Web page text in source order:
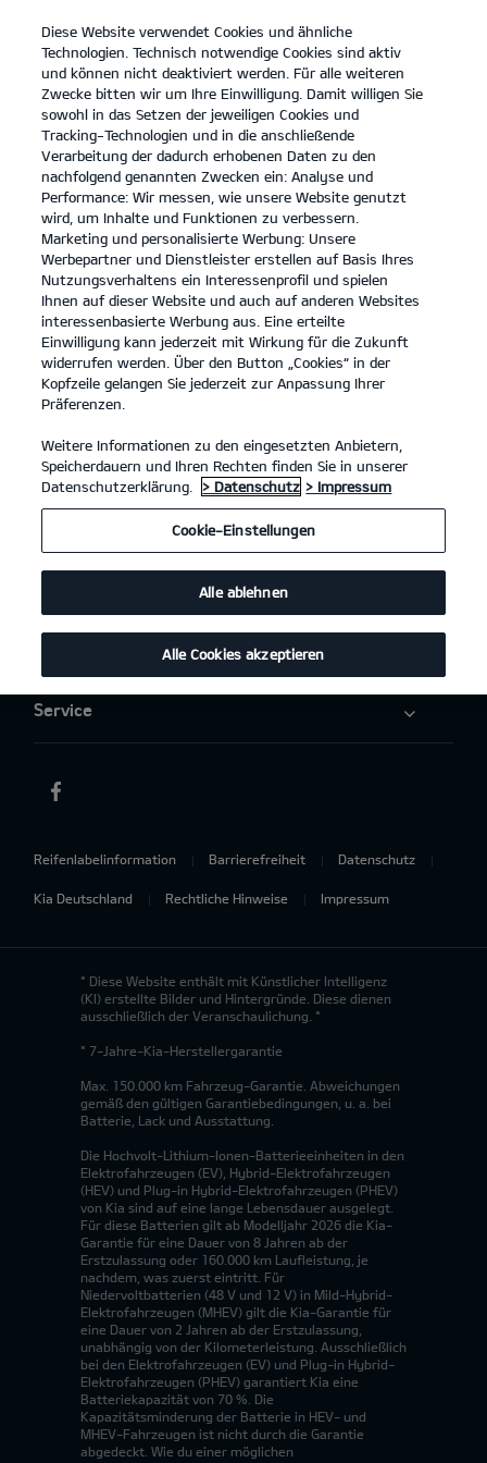
open
menu
KONTAKT
PROBEFAHRT
Modelle
Business
Angebote
Elektromobilität
Aktuelles
Service
Reifenlabelinformation Barrierefreiheit Datenschutz
Kia Deutschland Rechtliche Hinweise Impressum
* Diese Website enthält mit Künstlicher Intelligenz
(KI) erstellte Bilder und Hintergründe. Diese dienen
ausschließlich der Veranschaulichung. *
* 7-Jahre-Kia-Herstellergarantie
Max. 150.000 km Fahrzeug-Garantie. Abweichungen
gemäß den gültigen Garantiebedingungen, u. a. bei
Batterie, Lack und Ausstattung.
Die Hochvolt-Lithium-Ionen-Batterieeinheiten in den
Elektrofahrzeugen (EV), Hybrid-Elektrofahrzeugen
(HEV) und Plug-in Hybrid-Elektrofahrzeugen (PHEV)
von Kia sind auf eine lange Lebensdauer ausgelegt.
Für diese Batterien gilt ab Modelljahr 2026 die Kia-
Garantie für eine Dauer von 8 Jahren ab der
Erstzulassung oder 160.000 km Laufleistung, je
nachdem, was zuerst eintritt. Für
Niedervoltbatterien (48 V und 12 V) in Mild-Hybrid-
Elektrofahrzeugen (MHEV) gilt die Kia-Garantie für
eine Dauer von 2 Jahren ab der Erstzulassung,
unabhängig von der Kilometerleistung. Ausschließlich
bei den Elektrofahrzeugen (EV) und Plug-in Hybrid-
Elektrofahrzeugen (PHEV) garantiert Kia eine
Batteriekapazität von 70 %. Die
Kapazitätsminderung der Batterie in HEV- und
MHEV-Fahrzeugen ist nicht durch die Garantie
abgedeckt. Wie du einer möglichen
Diese Website verwendet Cookies und ähnliche
Technologien. Technisch notwendige Cookies sind aktiv
und können nicht deaktiviert werden. Für alle weiteren
Zwecke bitten wir um Ihre Einwilligung. Damit willigen Sie
sowohl in das Setzen der jeweiligen Cookies und
Tracking-Technologien und in die anschließende
Verarbeitung der dadurch erhobenen Daten zu den
nachfolgend genannten Zwecken ein: Analyse und
Performance: Wir messen, wie unsere Website genutzt
wird, um Inhalte und Funktionen zu verbessern.
Marketing und personalisierte Werbung: Unsere
Werbepartner und Dienstleister erstellen auf Basis Ihres
Nutzungsverhaltens ein Interessenprofil und spielen
Ihnen auf dieser Website und auch auf anderen Websites
interessenbasierte Werbung aus. Eine erteilte
Einwilligung kann jederzeit mit Wirkung für die Zukunft
widerrufen werden. Über den Button „Cookies“ in der
Kopfzeile gelangen Sie jederzeit zur Anpassung Ihrer
Präferenzen.
Weitere Informationen zu den eingesetzten Anbietern,
Speicherdauern und Ihren Rechten finden Sie in unserer
Datenschutzerklärung.
> Datenschutz > Impressum
Cookie-Einstellungen
Alle ablehnen
Alle Cookies akzeptieren